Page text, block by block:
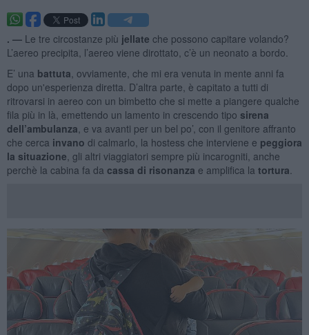
. — Le tre circostanze più jellate che possono capitare volando?
L’aereo precipita, l’aereo viene dirottato, c’è un neonato a bordo.
E’ una battuta , ovviamente, che mi era venuta in mente anni fa
dopo un'esperienza diretta. D’altra parte, è capitato a tutti di
ritrovarsi in aereo con un bimbetto che si mette a piangere qualche
fila più in là, emettendo un lamento in crescendo tipo sirena
dell’ambulanza , e va avanti per un bel po’, con il genitore affranto
che cerca invano di calmarlo, la hostess che interviene e peggiora
la situazione , gli altri viaggiatori sempre più incarogniti, anche
perchè la cabina fa da cassa di risonanza e amplifica la tortura